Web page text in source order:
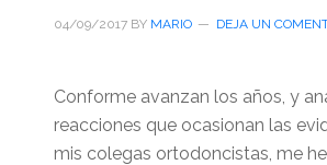
04/09/2017BY MARIO DEJA UN
Conforme avanzan los años, y
reacciones que ocasionan las
mis colegas ortodoncistas, me